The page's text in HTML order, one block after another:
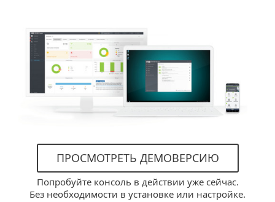
ПРОСМОТРЕТЬ ДЕМОВЕРСИЮ
Попробуйте консоль в действии уже сейчас.
Без необходимости в установке или настройке.